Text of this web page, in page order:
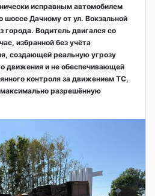
исправным автомобилем
Дачному от ул. Вокзальной
города. Водитель двигался со
избранной без учёта
создающей реальную угрозу
движения и не обеспечивающей
контроля за движением ТС,
разрешённую